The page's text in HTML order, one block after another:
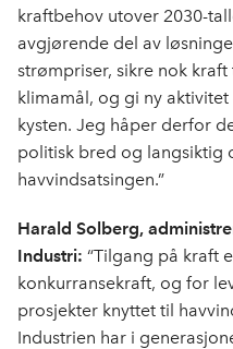
kraftbehov utover 2030-
avgjørende del av
strømpriser, sikre nok
klimamål, og gi ny
kysten. Jeg håper derfor
politisk bred og langsiktig
havvindsatsingen.”
Harald Solberg,
Industri: “Tilgang på kraft
konkurransekraft, og for
prosjekter knyttet til
Industrien har i